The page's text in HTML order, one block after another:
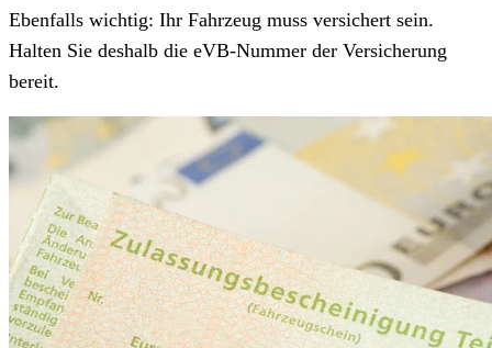
Ebenfalls wichtig: Ihr Fahrzeug muss versichert sein.
Halten Sie deshalb die eVB-Nummer der Versicherung
bereit.